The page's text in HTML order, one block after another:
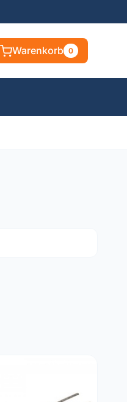
Warenkorb 0